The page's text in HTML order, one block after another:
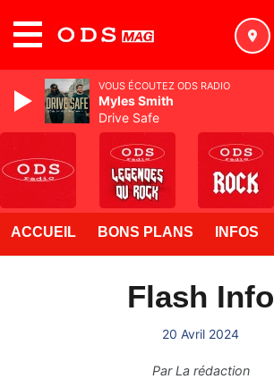
ACCUEIL BONS PLANS INFOS
Flash Info
20 Avril 2024
ParLa rédaction
VOUS ÉCOUTEZ ODS RADIO
Myles Smith
Drive Safe